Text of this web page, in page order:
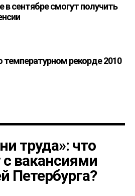
в сентябре смогут получить
температурном рекорде 2010
труда»: что
вакансиями
Петербурга?